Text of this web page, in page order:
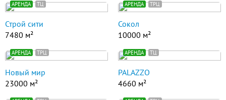
АРЕНДА ТЦ
Строй сити
7480 м²
АРЕНДА ТРЦ
Сокол
10000 м²
АРЕНДА ТРЦ
Новый мир
23000 м²
АРЕНДА ТЦ
PALAZZO
4660 м²